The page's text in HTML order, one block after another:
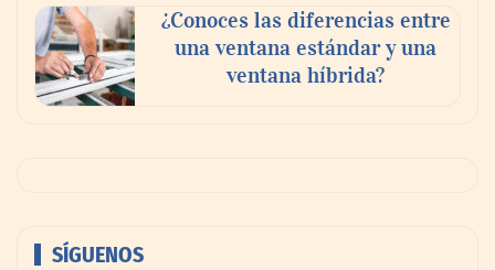
¿Conoces las diferencias entre
una ventana estándar y una
ventana híbrida?
SÍGUENOS